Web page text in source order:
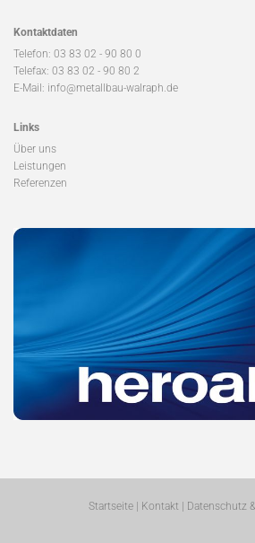
Kontaktdaten
Telefon: 03 83 02 - 90 80 0
Telefax: 03 83 02 - 90 80 2
E-Mail: info@metallbau-walraph.de
Links
Über uns
Leistungen
Referenzen
Startseite| Kontakt | Datenschutz